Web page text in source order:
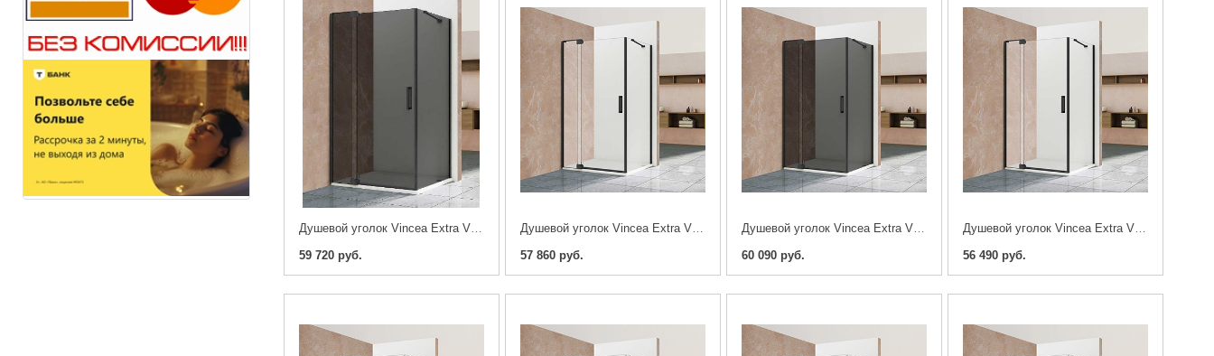
Душевой уголок Vincea Extra VSR-1E111290CGB 110/120х90см. черный
59 720 руб.
Душевой уголок Vincea Extra VSR-1E111290CLB 110/120х90см. черный
57 860 руб.
Душевой уголок Vincea Extra VSR-1E901090CGB 90/100х90см. черный
60 090 руб.
Душевой уголок Vincea Extra VSR-1E901090CLB 90/100х90см. черный
56 490 руб.